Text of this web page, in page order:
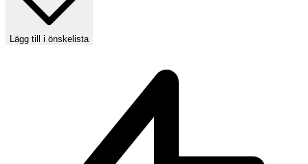
Lägg till i önskelista